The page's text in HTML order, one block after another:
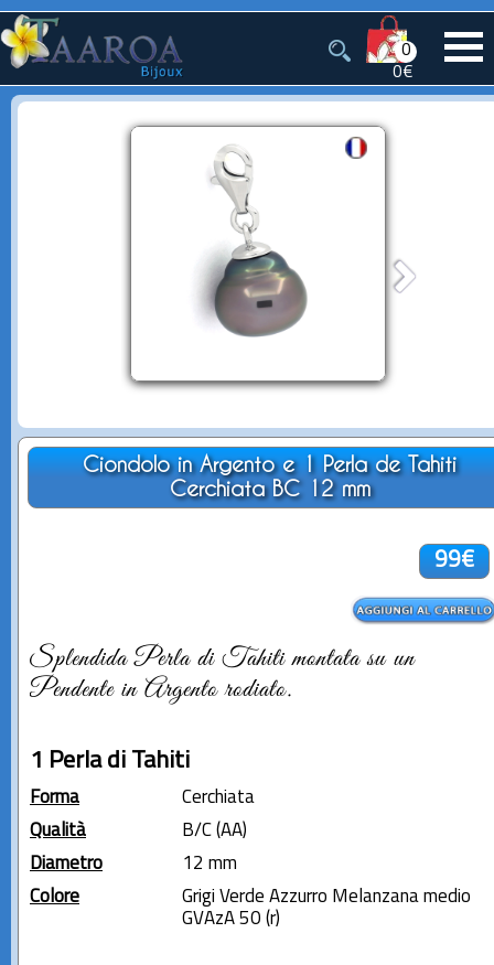
0
0€
Ciondolo in Argento e 1 Perla de Tahiti
Cerchiata BC 12 mm
99€
Splendida Perla di Tahiti montata su un
Pendente in Argento rodiato.
1 Perla di Tahiti
Forma
Cerchiata
Qualità
B/C (AA)
Diametro
12 mm
Colore
Grigi Verde Azzurro Melanzana medio
GVAzA 50 (r)